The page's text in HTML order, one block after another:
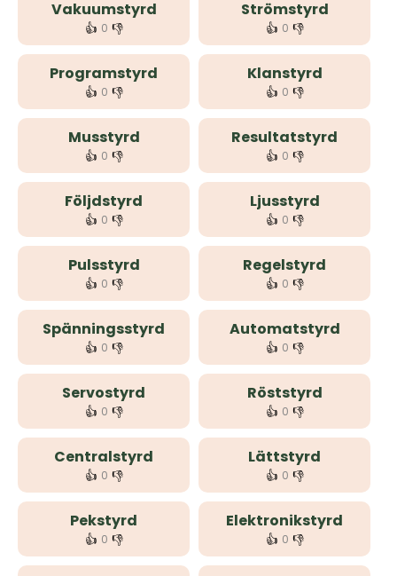
Vakuumstyrd
👍 0 👎
Strömstyrd
👍 0 👎
Programstyrd
👍 0 👎
Klanstyrd
👍 0 👎
Musstyrd
👍 0 👎
Resultatstyrd
👍 0 👎
Följdstyrd
👍 0 👎
Ljusstyrd
👍 0 👎
Pulsstyrd
👍 0 👎
Regelstyrd
👍 0 👎
Spänningsstyrd
👍 0 👎
Automatstyrd
👍 0 👎
Servostyrd
👍 0 👎
Röststyrd
👍 0 👎
Centralstyrd
👍 0 👎
Lättstyrd
👍 0 👎
Pekstyrd
👍 0 👎
Elektronikstyrd
👍 0 👎